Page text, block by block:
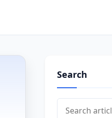
Search